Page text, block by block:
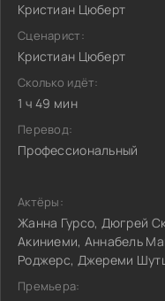
Кристиан Цюберт
Сценарист:
Кристиан Цюберт
Сколько идёт:
1 ч 49 мин
Перевод:
Профессиональный
Актёры:
Жанна Гурсо, Дюгрей
Акиниеми, Аннабель
Роджерс, Джереми
Премьера: